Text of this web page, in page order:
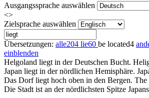
Ausgangssprache auswählen
<>
Zielsprache auswählen
Übersetzungen: alle204 lie60 be located4
einblenden
Helgoland liegt in der Deutschen Bucht.
Japan liegt in der nördlichen Hemisphäre.
Das Dorfliegt hoch oben in den Bergen. The
Die Stadt ist an der nördlichsten Spitze Japans